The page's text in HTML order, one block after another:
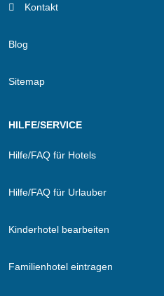
Kontakt
Blog
Sitemap
HILFE/SERVICE
Hilfe/FAQ für Hotels
Hilfe/FAQ für Urlauber
Kinderhotel bearbeiten
Familienhotel eintragen